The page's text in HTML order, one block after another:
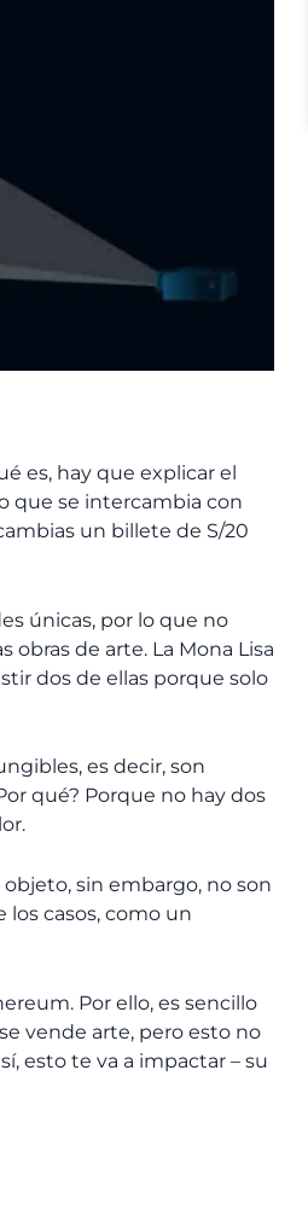
es, hay que explicar el
que se intercambia con
un billete de S/20
únicas, por lo que no
de arte. La Mona Lisa
dos de ellas porque solo
es decir, son
qué? Porque no hay dos
sin embargo, no son
los casos, como un
Por ello, es sencillo
vende arte, pero esto no
esto te va a impactar – su